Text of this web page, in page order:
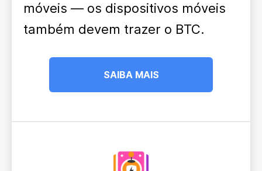
móveis — os dispositivos móveis
também devem trazer o BTC.
SAIBA MAIS